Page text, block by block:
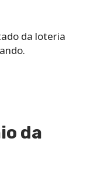
da loteria
da